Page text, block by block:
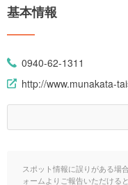
基本情報
0940-62-1311
http://www.munakata-
スポット情報に誤りがある場
ォームよりご報告いただける